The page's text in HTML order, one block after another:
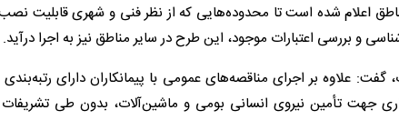
اعلام شده است تا محدوده‌هایی که از نظر فنی و شهری قابلیت
و بررسی اعتبارات موجود، این طرح در سایر مناطق نیز به اجرا درآید.
علاوه بر اجرای مناقصه‌های عمومی با پیمانکاران دارای رتبه‌بندی
جهت تأمین نیروی انسانی بومی و ماشین‌آلات، بدون طی